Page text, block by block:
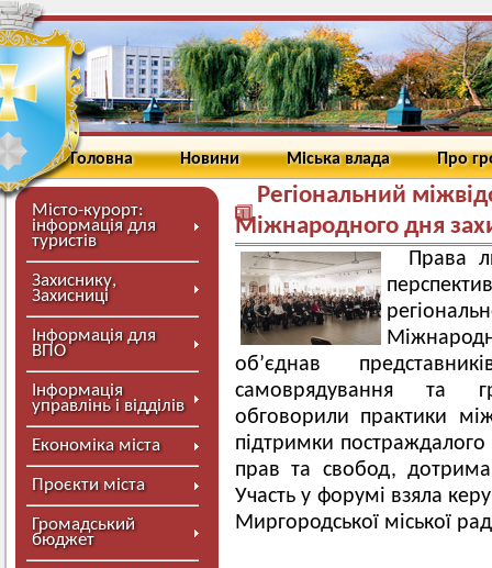
Головна Новини Міська влада Про
Місто-курорт:
інформація для
туристів
Захиснику,
Захисниці
Інформація для
ВПО
Інформація
управлінь і відділів
Економіка міста
Проєкти міста
Громадський
бюджет
Регіональний
Міжнародного дня
Права
об’єднав
самоврядування та
обговорили практики
підтримки постраждалого
прав та свобод,
Участь у форумі взяла
Миргородської міської